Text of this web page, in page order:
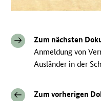
Zum nächsten
Anmeldung von
Ausländer in der
Zum vorherigen